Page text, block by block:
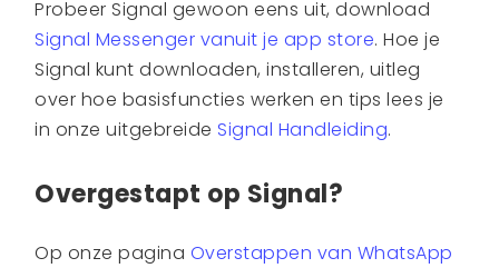
Probeer Signal gewoon eens uit, download
Signal Messenger vanuit je app store. Hoe je
Signal kunt downloaden, installeren, uitleg
over hoe basisfuncties werken en tips lees je
in onze uitgebreide Signal Handleiding.
Overgestapt op Signal?
Op onze pagina Overstappen van WhatsApp